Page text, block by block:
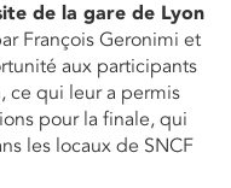
de la gare de Lyon
François Geronimi et
aux participants
ce qui leur a permis
pour la finale, qui
les locaux de SNCF